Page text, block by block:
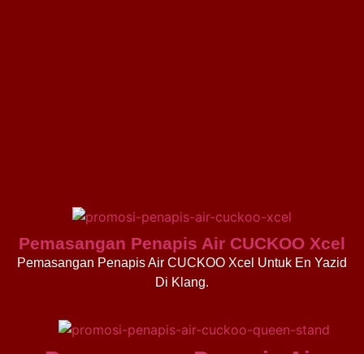
Pemasangan Penapis Air CUCKOO Xcel
Pemasangan Penapis Air CUCKOO Xcel Untuk En Yazid
Di Klang.